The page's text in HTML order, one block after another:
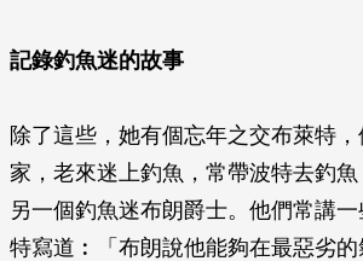
記錄釣魚迷的故事
除了這些，她有個忘年之交布萊特
家，老來迷上釣魚，常帶波特去釣
另一個釣魚迷布朗爵士。他們常講
特寫道︰「布朗說他能夠在最惡劣